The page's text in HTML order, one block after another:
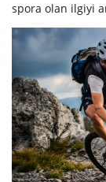
spora olan ilgiyi